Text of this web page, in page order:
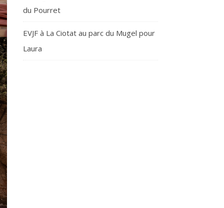
du Pourret
EVJF à La Ciotat au parc du Mugel pour
Laura